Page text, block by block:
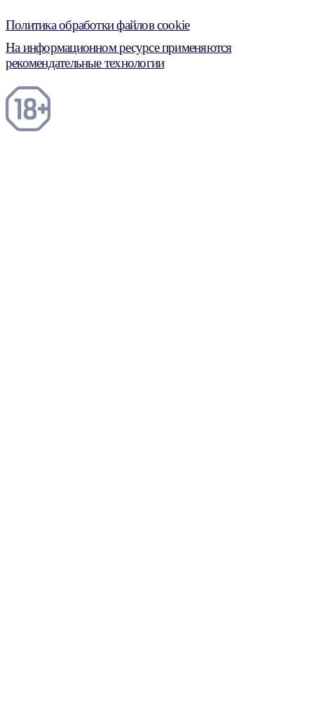
Политика обработки файлов cookie
На информационном ресурсе применяются
рекомендательные технологии